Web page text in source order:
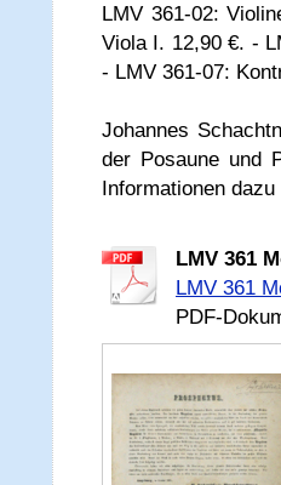
LMV 361-02:
Viola I. 12,90 €. -
- LMV 361-07:
Johannes
der Posaune und
Informationen dazu
LMV 361
LMV 361
PDF-